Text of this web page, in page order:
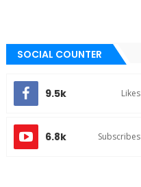
SOCIAL COUNTER
9.5k Likes
6.8k Subscribes